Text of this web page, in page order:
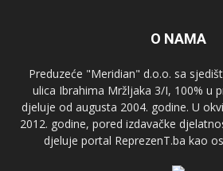
O NAMA
Preduzeće "Meridian" d.o.o. sa
ulica Ibrahima Mržljaka 3/I, 100% u
djeluje od augusta 2004. godine. U
2012. godine, pored izdavačke
djeluje portal ReprezenT.ba kao